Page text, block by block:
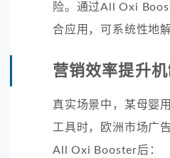
险。通过All Oxi
合应用，可系统性地
营销效率提升机
真实场景中，某母婴
工具时，欧洲市场广
All Oxi Booster后：